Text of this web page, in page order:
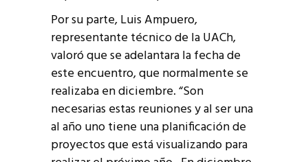
Por su parte, Luis Ampuero,
representante técnico de la UACh,
valoró que se adelantara la fecha de
este encuentro, que normalmente se
realizaba en diciembre. “Son
necesarias estas reuniones y al ser una
al año uno tiene una planificación de
proyectos que está visualizando para